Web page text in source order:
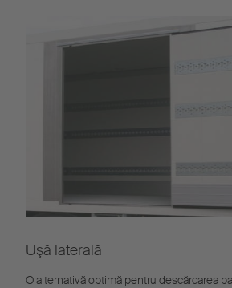
Uşă laterală
O alternativă optimă pentru descărcarea